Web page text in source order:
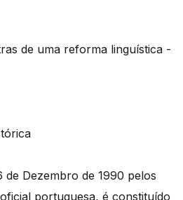
de Dezembro de 1990 pelos
portuguesa, é constituído